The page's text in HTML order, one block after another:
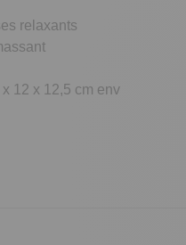
relaxants
12 x 12,5 cm env